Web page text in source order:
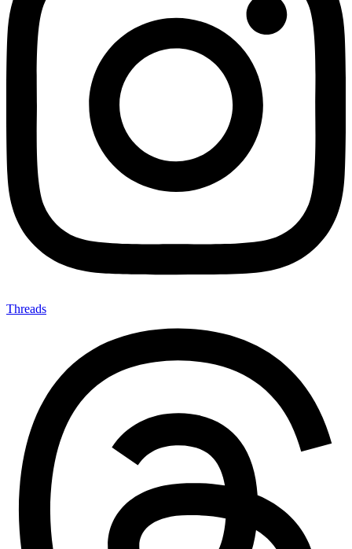
Threads